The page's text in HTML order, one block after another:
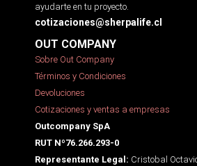
ayudarte en tu proyecto.
cotizaciones@sherpalife.cl
OUT COMPANY
Sobre Out Company
Términos y Condiciones
Devoluciones
Cotizaciones y ventas a empresas
Outcompany SpA
RUT Nº76.266.293-0
Representante Legal: Cristobal